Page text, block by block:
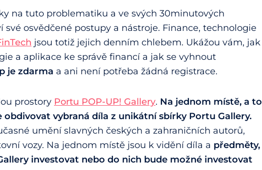
na tuto problematiku a ve svých 30minutových
osvědčené postupy a nástroje. Finance, technologie
jsou totiž jejich denním chlebem. Ukážou vám, jak
a aplikace ke správě financí a jak se vyhnout
je zdarma a ani není potřeba žádná registrace.
prostory Portu POP-UP! Gallery. Na jednom místě, a to
obdivovat vybraná díla z unikátní sbírky Portu Gallery.
umění slavných českých a zahraničních autorů,
vozy. Na jednom místě jsou k vidění díla a předměty,
investovat nebo do nich bude možné investovat